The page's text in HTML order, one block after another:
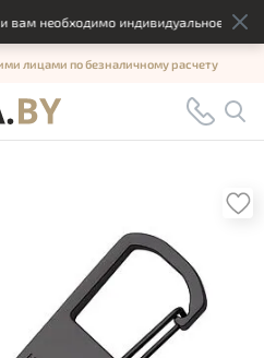
необходимо индивидуальное
лицами по безналичному расчету